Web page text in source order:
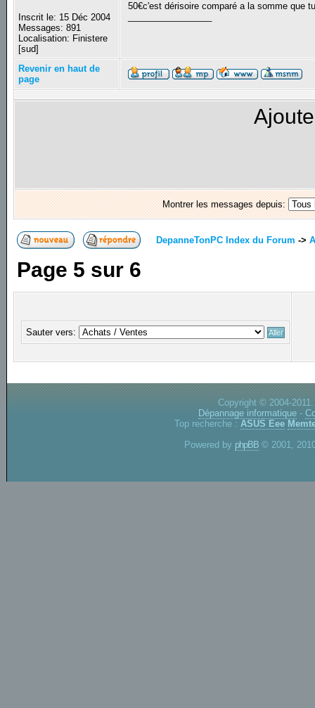
Inscrit le: 15 Déc 2004
Messages: 891
Localisation: Finistere
[sud]
50€c'est dérisoire comparé a la somme que
Revenir en haut de
page
Montrer les messages depuis:
DepanneTonPC Index du Forum ->
Page 5 sur 6
Sauter vers:
Copyright © 2004-
Dépannage informatique -
Top recherche : ASUS Eee
Powered by phpBB © 2001,